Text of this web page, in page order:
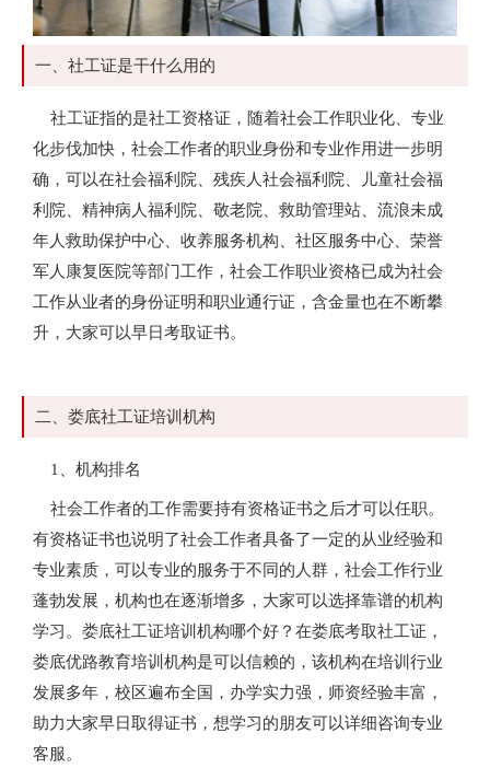
一、社工证是干什么用的
社工证指的是社工资格证，随着社会工作职业化、专业
化步伐加快，社会工作者的职业身份和专业作用进一步明
确，可以在社会福利院、残疾人社会福利院、儿童社会福
利院、精神病人福利院、敬老院、救助管理站、流浪未成
年人救助保护中心、收养服务机构、社区服务中心、荣誉
军人康复医院等部门工作，社会工作职业资格已成为社会
工作从业者的身份证明和职业通行证，含金量也在不断攀
升，大家可以早日考取证书。
二、娄底社工证培训机构
1、机构排名
社会工作者的工作需要持有资格证书之后才可以任职。
有资格证书也说明了社会工作者具备了一定的从业经验和
专业素质，可以专业的服务于不同的人群，社会工作行业
蓬勃发展，机构也在逐渐增多，大家可以选择靠谱的机构
学习。娄底社工证培训机构哪个好？在娄底考取社工证，
娄底优路教育培训机构是可以信赖的，该机构在培训行业
发展多年，校区遍布全国，办学实力强，师资经验丰富，
助力大家早日取得证书，想学习的朋友可以详细咨询专业
客服。